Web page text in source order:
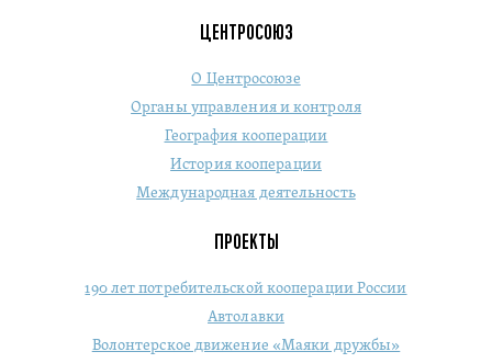
ЦЕНТРОСОЮЗ
О Центросоюзе
Органы управления и контроля
География кооперации
История кооперации
Международная деятельность
ПРОЕКТЫ
190 лет потребительской кооперации России
Автолавки
Волонтерское движение «Маяки дружбы»